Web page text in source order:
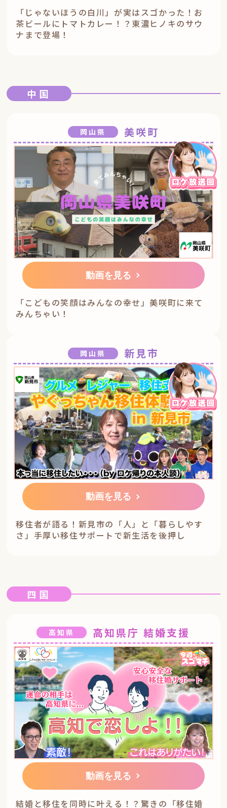
「じゃないほうの白川」が実はスゴかった！お
茶ビールにトマトカレー！？東濃ヒノキのサウ
ナまで登場！
中国
岡山県 美咲町
動画を見る
「こどもの笑顔はみんなの幸せ」美咲町に来て
みんちゃい！
岡山県 新見市
動画を見る
移住者が語る！新見市の「人」と「暮らしやす
さ」手厚い移住サポートで新生活を後押し
四国
高知県 高知県庁 結婚支援
動画を見る
結婚と移住を同時に叶える！？驚きの「移住婚